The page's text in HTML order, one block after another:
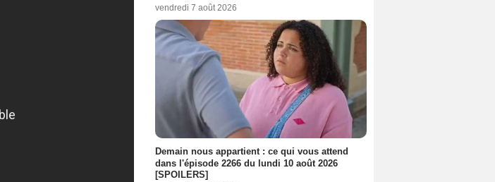
vendredi 7 août 2026
Demain nous appartient : ce qui vous attend
dans l'épisode 2266 du lundi 10 août 2026
[SPOILERS]